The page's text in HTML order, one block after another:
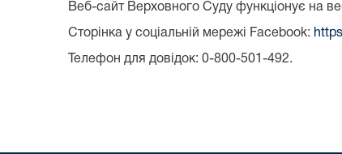
Веб-сайт Верховного Суду функціонує на
Сторінка у соціальній мережі Facebook:
Телефон для довідок: 0-800-501-492.